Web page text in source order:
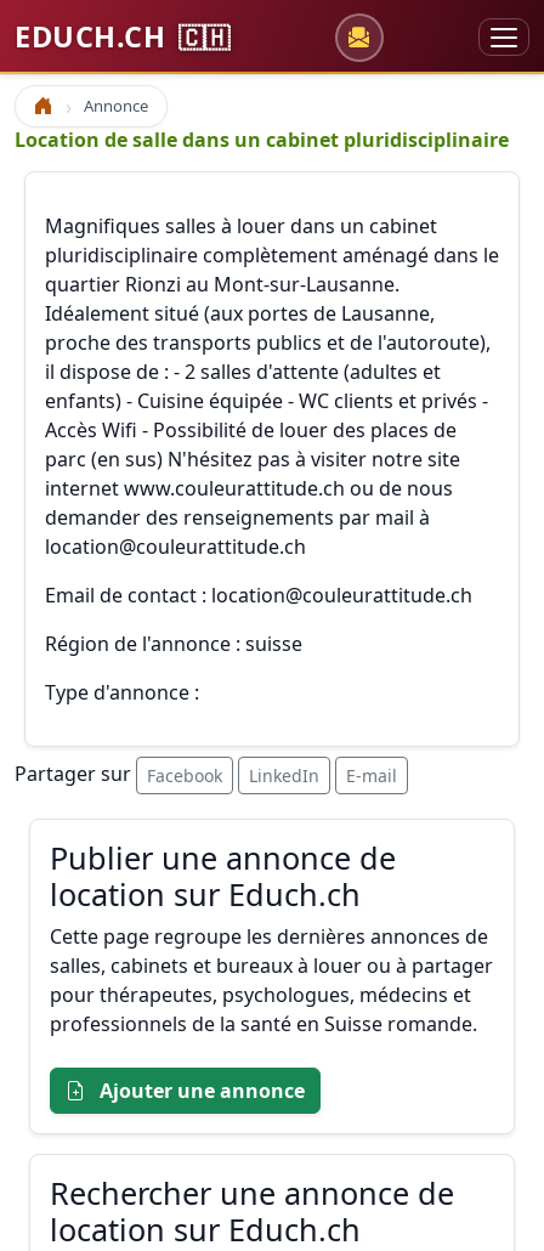
EDUCH.CH 🇨🇭
Accueil Annonce
Location de salle dans un cabinet pluridisciplinaire
Magnifiques salles à louer dans un cabinet
pluridisciplinaire complètement aménagé dans le
quartier Rionzi au Mont-sur-Lausanne.
Idéalement situé (aux portes de Lausanne,
proche des transports publics et de l'autoroute),
il dispose de : - 2 salles d'attente (adultes et
enfants) - Cuisine équipée - WC clients et privés -
Accès Wifi - Possibilité de louer des places de
parc (en sus) N'hésitez pas à visiter notre site
internet www.couleurattitude.ch ou de nous
demander des renseignements par mail à
location@couleurattitude.ch
Email de contact : location@couleurattitude.ch
Région de l'annonce : suisse
Type d'annonce :
Partager sur Facebook LinkedIn E-mail
Publier une annonce de
location sur Educh.ch
Cette page regroupe les dernières annonces de
salles, cabinets et bureaux à louer ou à partager
pour thérapeutes, psychologues, médecins et
professionnels de la santé en Suisse romande.
Ajouter une annonce
Rechercher une annonce de
location sur Educh.ch